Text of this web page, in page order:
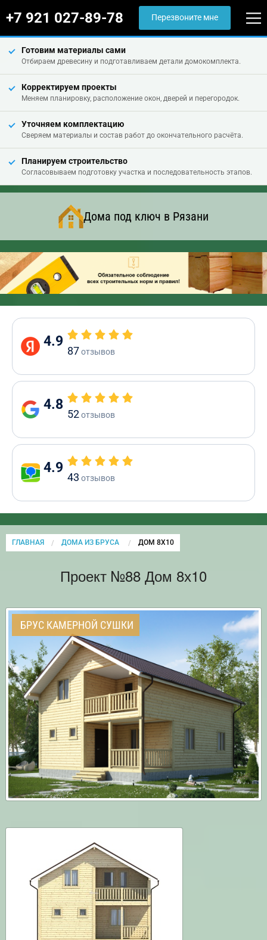
+7 921 027-89-78 Перезвоните мне
Готовим материалы сами
Отбираем древесину и подготавливаем детали домокомплекта.
Корректируем проекты
Меняем планировку, расположение окон, дверей и перегородок.
Уточняем комплектацию
Сверяем материалы и состав работ до окончательного расчёта.
Планируем строительство
Согласовываем подготовку участка и последовательность этапов.
Дома под ключ в Рязани
4.9
87отзывов
4.8
52отзывов
4.9
43 отзывов
ГЛАВНАЯ ДОМА ИЗ БРУСА CURRENT:
ДОМ 8Х10
Проект №88 Дом 8х10
БРУС КАМЕРНОЙ СУШКИ